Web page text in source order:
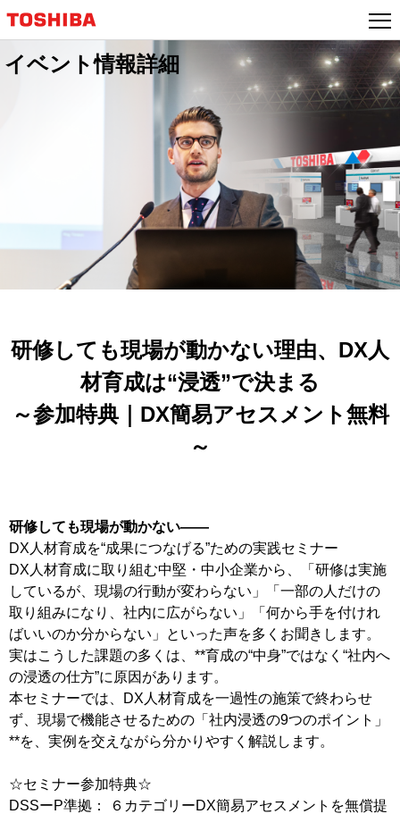
イベント情報詳細
研修しても現場が動かない理由、DX人
材育成は“浸透”で決まる
～参加特典｜DX簡易アセスメント無料
～
研修しても現場が動かない——
DX人材育成を“成果につなげる”ための実践セミナー
DX人材育成に取り組む中堅・中小企業から、「研修は実施
しているが、現場の行動が変わらない」「一部の人だけの
取り組みになり、社内に広がらない」「何から手を付けれ
ばいいのか分からない」といった声を多くお聞きします。
実はこうした課題の多くは、**育成の“中身”ではなく“社内へ
の浸透の仕方”に原因があります。
本セミナーでは、DX人材育成を一過性の施策で終わらせ
ず、現場で機能させるための「社内浸透の9つのポイント」
**を、実例を交えながら分かりやすく解説します。
☆セミナー参加特典☆
DSSーP準拠： ６カテゴリーDX簡易アセスメントを無償提